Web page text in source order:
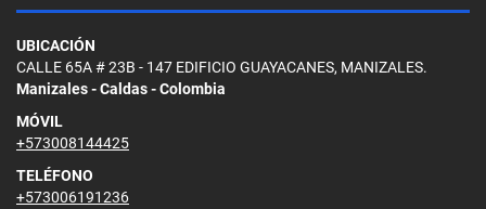
UBICACIÓN
CALLE 65A # 23B - 147 EDIFICIO GUAYACANES, MANIZALES.
Manizales - Caldas - Colombia
MÓVIL
+573008144425
TELÉFONO
+573006191236